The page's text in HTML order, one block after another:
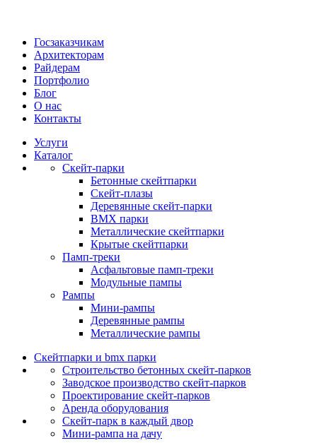
Госзаказчикам
Архитекторам
Райдерам
Портфолио
Блог
О нас
Контакты
Услуги
Каталог
Скейт‑парки
Бетонные скейтпарки
Скейт‑плазы
Деревянные скейт‑парки
BMX парки
Металлические скейтпарки
Крытые скейтпарки
Памп‑треки
Асфальтовые памп‑треки
Модульные пампы
Рампы
Мини-рампы
Деревянные рампы
Металлические рампы
Скейтпарки и bmx парки
Строительство бетонных скейт‑парков
Заводское производство скейт-парков
Проектирование скейт-парков
Аренда оборудования
Скейт-парк в каждый двор
Мини-рампа на дачу